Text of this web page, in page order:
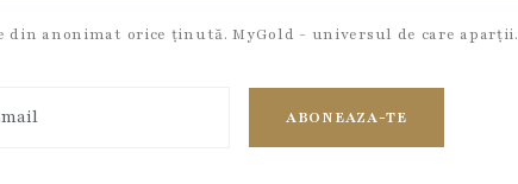
anonimat orice ținută. MyGold - universul de care aparții.
ABONEAZA-TE